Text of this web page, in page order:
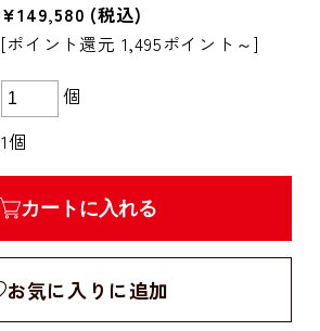
¥149,580 (税込)
[ポイント還元 1,495ポイント～]
個
1個
カートに入れる
お気に入りに追加